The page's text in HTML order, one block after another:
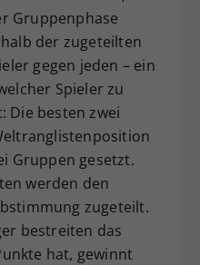
Gruppenphase
der zugeteilten
gegen jeden – ein
Spieler zu
Die besten zwei
Gruppen gesetzt.
werden den
zugeteilt.
bestreiten das
hat, gewinnt